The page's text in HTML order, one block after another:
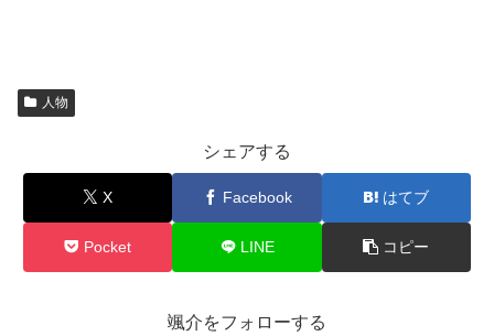
人物
シェアする
X Facebook はてブ
Pocket LINE コピー
颯介をフォローする